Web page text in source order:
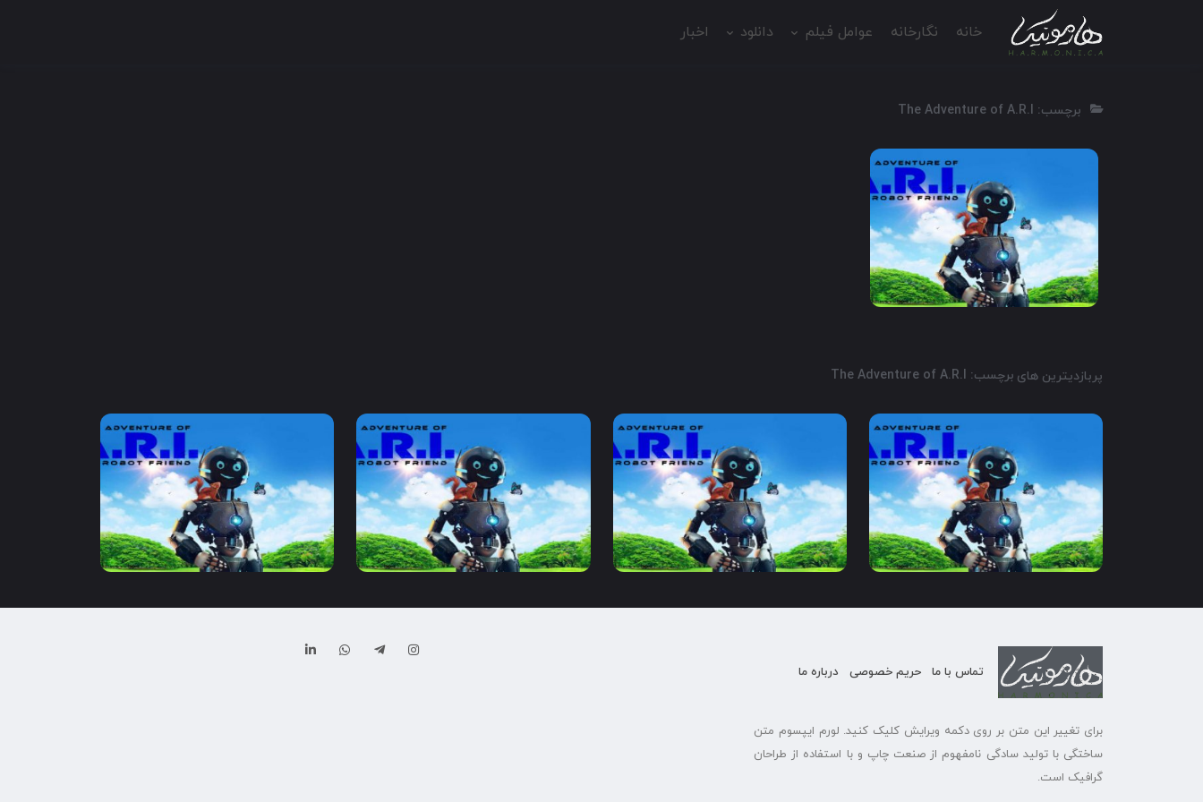
خانه نگارخانه عوامل فیلم دانلود اخبار
برچسب: The Adventure of A.R.I
7.6
1:30
2020
پربازدیترین های برچسب: The Adventure of A.R.I
7.6
1:30
2020
7.6
1:30
2020
7.6
1:30
2020
7.6
1:30
2020
تماس با ما حریم خصوصی درباره ما
برای تغییر این متن بر روی دکمه ویرایش کلیک کنید. لورم ایپسوم متن
ساختگی با تولید سادگی نامفهوم از صنعت چاپ و با استفاده از طراحان
گرافیک است.